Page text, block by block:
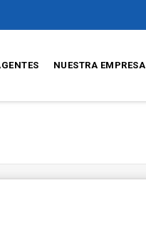
NUESTRA EMPRESA